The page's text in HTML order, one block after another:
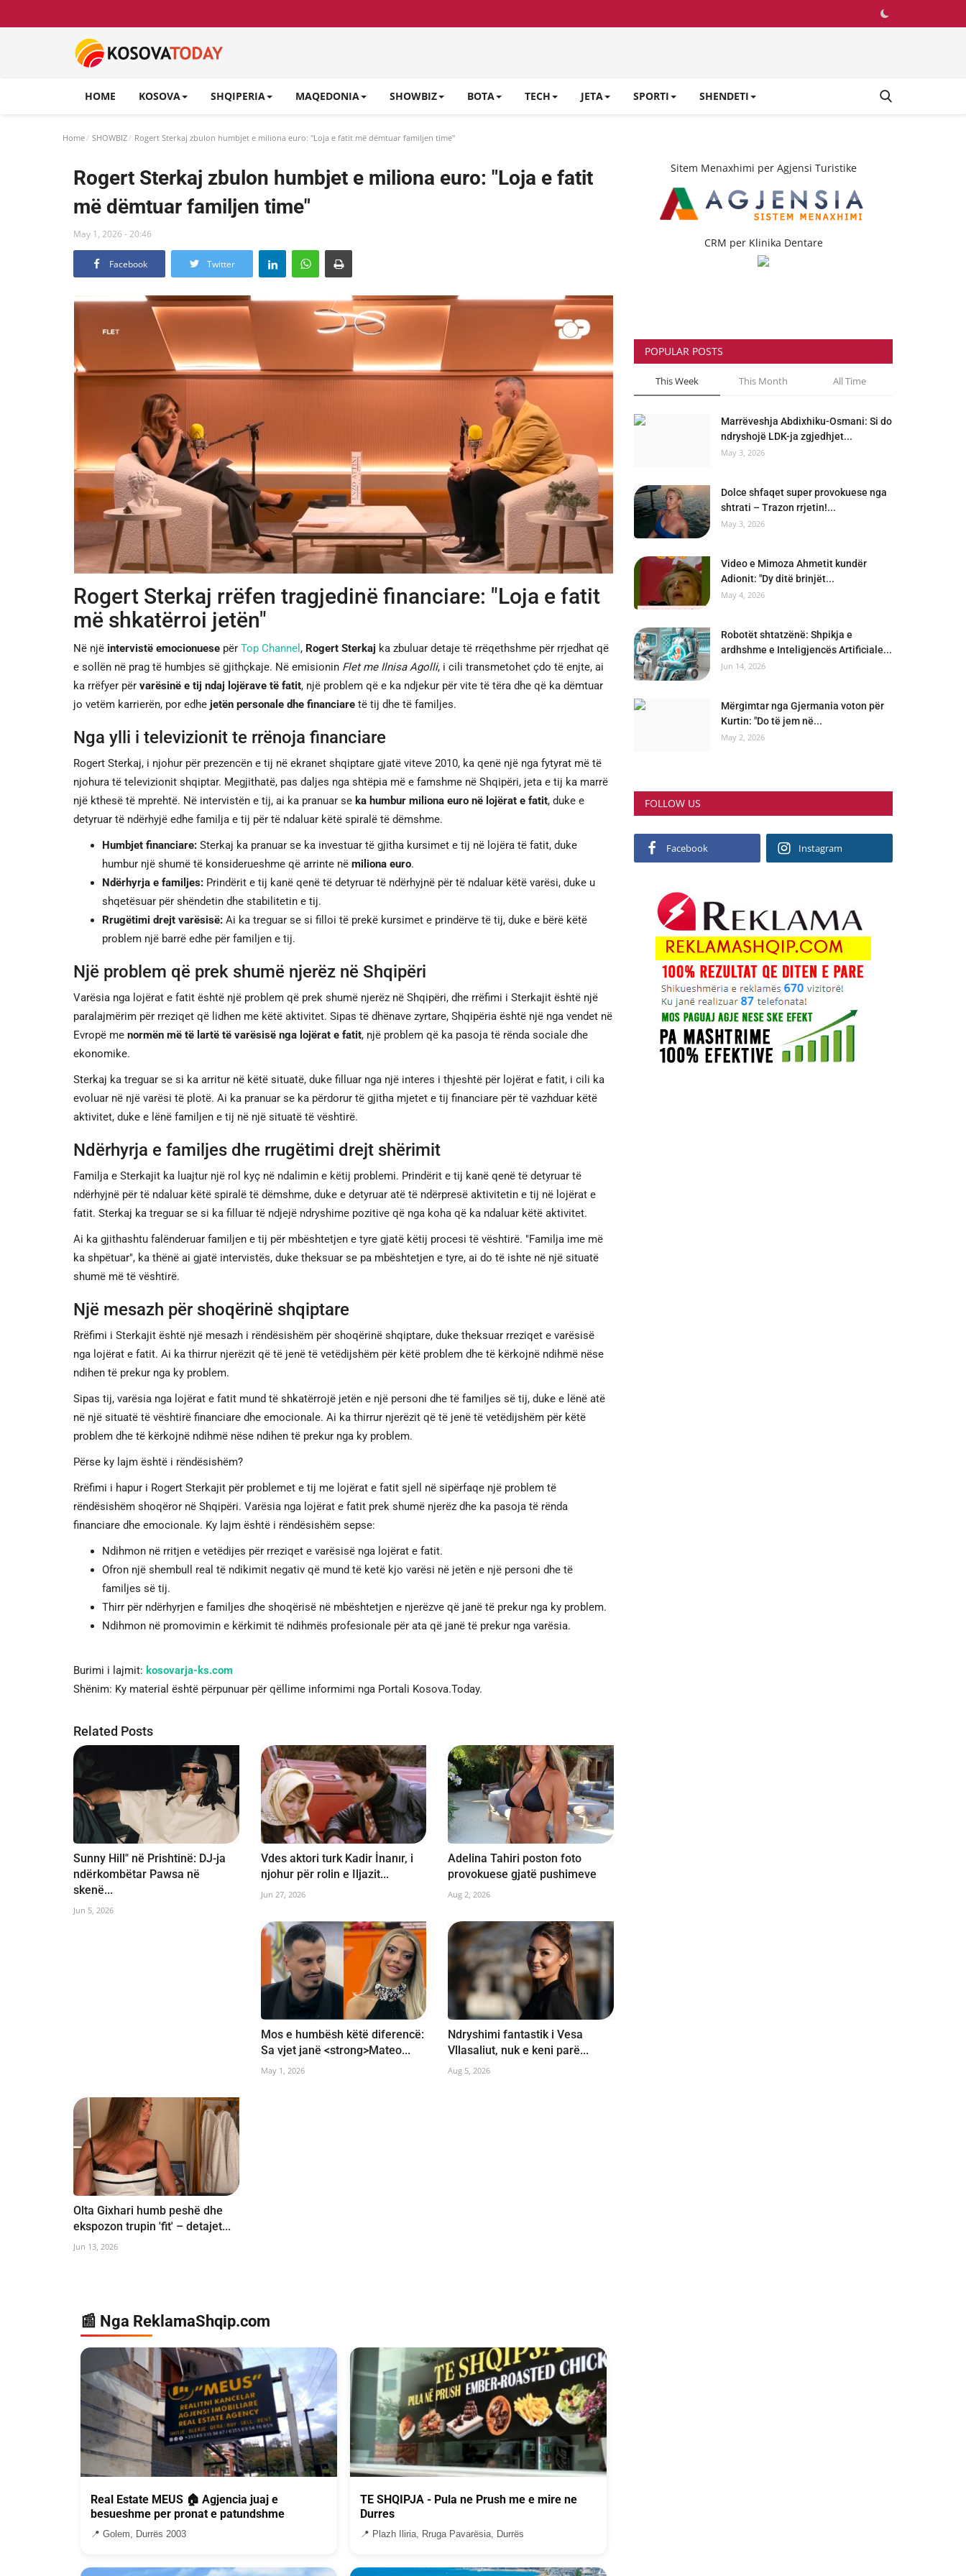
HOME KOSOVA SHQIPERIA MAQEDONIA SHOWBIZ BOTA TECH JETA SPORTI SHENDETI
Home SHOWBIZ Rogert Sterkaj zbulon humbjet e miliona euro: "Loja e fatit më dëmtuar familjen time"
Rogert Sterkaj zbulon humbjet e miliona euro: "Loja e fatit
më dëmtuar familjen time"
May 1, 2026 - 20:46
Facebook Twitter
Rogert Sterkaj rrëfen tragjedinë financiare: "Loja e fatit
më shkatërroi jetën"
Në një intervistë emocionuese për Top Channel , Rogert Sterkaj ka zbuluar detaje të rrëqethshme për rrjedhat që
e sollën në prag të humbjes së gjithçkaje. Në emisionin Flet me Ilnisa Agolli, i cili transmetohet çdo të enjte, ai
ka rrëfyer për varësinë e tij ndaj lojërave të fatit, një problem që e ka ndjekur për vite të tëra dhe që ka dëmtuar
jo vetëm karrierën, por edhe jetën personale dhe financiare të tij dhe të familjes.
Nga ylli i televizionit te rrënoja financiare
Rogert Sterkaj, i njohur për prezencën e tij në ekranet shqiptare gjatë viteve 2010, ka qenë një nga fytyrat më të
njohura të televizionit shqiptar. Megjithatë, pas daljes nga shtëpia më e famshme në Shqipëri, jeta e tij ka marrë
një kthesë të mprehtë. Në intervistën e tij, ai ka pranuar se ka humbur miliona euro në lojërat e fatit, duke e
detyruar të ndërhyjë edhe familja e tij për të ndaluar këtë spiralë të dëmshme.
Humbjet financiare: Sterkaj ka pranuar se ka investuar të gjitha kursimet e tij në lojëra të fatit, duke
humbur një shumë të konsiderueshme që arrinte në miliona euro.
Ndërhyrja e familjes: Prindërit e tij kanë qenë të detyruar të ndërhyjnë për të ndaluar këtë varësi, duke u
shqetësuar për shëndetin dhe stabilitetin e tij.
Rrugëtimi drejt varësisë: Ai ka treguar se si filloi të prekë kursimet e prindërve të tij, duke e bërë këtë
problem një barrë edhe për familjen e tij.
Një problem që prek shumë njerëz në Shqipëri
Varësia nga lojërat e fatit është një problem që prek shumë njerëz në Shqipëri, dhe rrëfimi i Sterkajit është një
paralajmërim për rreziqet që lidhen me këtë aktivitet. Sipas të dhënave zyrtare, Shqipëria është një nga vendet në
Evropë me normën më të lartë të varësisë nga lojërat e fatit, një problem që ka pasoja të rënda sociale dhe
ekonomike.
Sterkaj ka treguar se si ka arritur në këtë situatë, duke filluar nga një interes i thjeshtë për lojërat e fatit, i cili ka
evoluar në një varësi të plotë. Ai ka pranuar se ka përdorur të gjitha mjetet e tij financiare për të vazhduar këtë
aktivitet, duke e lënë familjen e tij në një situatë të vështirë.
Ndërhyrja e familjes dhe rrugëtimi drejt shërimit
Familja e Sterkajit ka luajtur një rol kyç në ndalimin e këtij problemi. Prindërit e tij kanë qenë të detyruar të
ndërhyjnë për të ndaluar këtë spiralë të dëmshme, duke e detyruar atë të ndërpresë aktivitetin e tij në lojërat e
fatit. Sterkaj ka treguar se si ka filluar të ndjejë ndryshime pozitive që nga koha që ka ndaluar këtë aktivitet.
Ai ka gjithashtu falënderuar familjen e tij për mbështetjen e tyre gjatë këtij procesi të vështirë. "Familja ime më
ka shpëtuar", ka thënë ai gjatë intervistës, duke theksuar se pa mbështetjen e tyre, ai do të ishte në një situatë
shumë më të vështirë.
Një mesazh për shoqërinë shqiptare
Rrëfimi i Sterkajit është një mesazh i rëndësishëm për shoqërinë shqiptare, duke theksuar rreziqet e varësisë
nga lojërat e fatit. Ai ka thirrur njerëzit që të jenë të vetëdijshëm për këtë problem dhe të kërkojnë ndihmë nëse
ndihen të prekur nga ky problem.
Sipas tij, varësia nga lojërat e fatit mund të shkatërrojë jetën e një personi dhe të familjes së tij, duke e lënë atë
në një situatë të vështirë financiare dhe emocionale. Ai ka thirrur njerëzit që të jenë të vetëdijshëm për këtë
problem dhe të kërkojnë ndihmë nëse ndihen të prekur nga ky problem.
Përse ky lajm është i rëndësishëm?
Rrëfimi i hapur i Rogert Sterkajit për problemet e tij me lojërat e fatit sjell në sipërfaqe një problem të
rëndësishëm shoqëror në Shqipëri. Varësia nga lojërat e fatit prek shumë njerëz dhe ka pasoja të rënda
financiare dhe emocionale. Ky lajm është i rëndësishëm sepse:
Ndihmon në rritjen e vetëdijes për rreziqet e varësisë nga lojërat e fatit.
Ofron një shembull real të ndikimit negativ që mund të ketë kjo varësi në jetën e një personi dhe të
familjes së tij.
Thirr për ndërhyrjen e familjes dhe shoqërisë në mbështetjen e njerëzve që janë të prekur nga ky problem.
Ndihmon në promovimin e kërkimit të ndihmës profesionale për ata që janë të prekur nga varësia.
Burimi i lajmit: kosovarja-ks.com
Shënim: Ky material është përpunuar për qëllime informimi nga Portali Kosova.Today.
Related Posts
Sunny Hill" në Prishtinë: DJ-ja
ndërkombëtar Pawsa në
skenë...
Jun 5, 2026
Vdes aktori turk Kadir İnanır, i
njohur për rolin e Iljazit...
Jun 27, 2026
Adelina Tahiri poston foto
provokuese gjatë pushimeve
Aug 2, 2026
Mos e humbësh këtë diferencë:
Sa vjet janë <strong>Mateo...
May 1, 2026
Ndryshimi fantastik i Vesa
Vllasaliut, nuk e keni parë...
Aug 5, 2026
Olta Gixhari humb peshë dhe
ekspozon trupin 'fit' – detajet...
Jun 13, 2026
📰 Nga ReklamaShqip.com
Real Estate MEUS 🏠 Agjencia juaj e
besueshme per pronat e patundshme
📍 Golem, Durrës 2003
TE SHQIPJA - Pula ne Prush me e mire ne
Durres
📍 Plazh Iliria, Rruga Pavarësia, Durrës
Sitem Menaxhimi per Agjensi Turistike
CRM per Klinika Dentare
POPULAR POSTS
This Week This Month All Time
Marrëveshja Abdixhiku-Osmani: Si do
ndryshojë LDK-ja zgjedhjet...
May 3, 2026
Dolce shfaqet super provokuese nga
shtrati – Trazon rrjetin!...
May 3, 2026
Video e Mimoza Ahmetit kundër
Adionit: "Dy ditë brinjët...
May 4, 2026
Robotët shtatzënë: Shpikja e
ardhshme e Inteligjencës Artificiale...
Jun 14, 2026
Mërgimtar nga Gjermania voton për
Kurtin: "Do të jem në...
May 2, 2026
FOLLOW US
Facebook Instagram